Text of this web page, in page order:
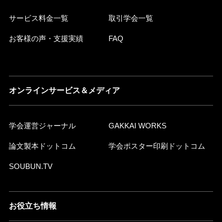
サービス料金一覧 取引学会一覧
お客様の声・支援実績 FAQ
オンラインサービス＆メディア
学会運営ジャーナル GAKKAI WORKS
論文製本ドットコム 学会ポスター印刷ドットコム
SOUBUN.TV
お役立ち情報